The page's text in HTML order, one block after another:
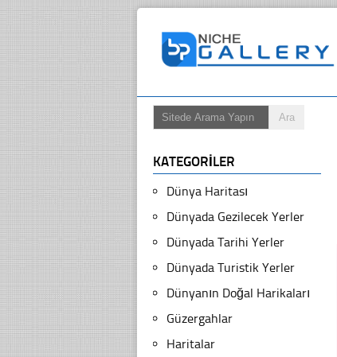
KATEGORILER
Dünya Haritası
Dünyada Gezilecek Yerler
Dünyada Tarihi Yerler
Dünyada Turistik Yerler
Dünyanın Doğal Harikaları
Güzergahlar
Haritalar